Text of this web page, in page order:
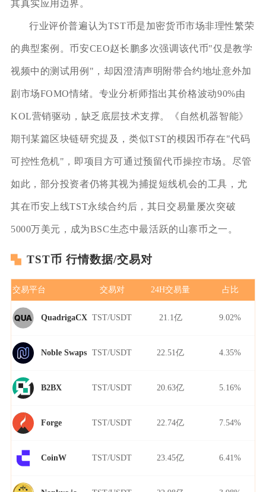
其真实应用边界。
行业评价普遍认为TST币是加密货币市场非理性繁荣
的典型案例。币安CEO赵长鹏多次强调该代币"仅是教学
视频中的测试用例"，却因澄清声明附带合约地址意外加
剧市场FOMO情绪。专业分析师指出其价格波动90%由
KOL营销驱动，缺乏底层技术支撑。《自然机器智能》
期刊某篇区块链研究提及，类似TST的模因币存在"代码
可控性危机"，即项目方可通过预留代币操控市场。尽管
如此，部分投资者仍将其视为捕捉短线机会的工具，尤
其在币安上线TST永续合约后，其日交易量屡次突破
5000万美元，成为BSC生态中最活跃的山寨币之一。
TST币 行情数据/交易对
交易平台 交易对 24H交易量 占比
QuadrigaCX TST/USDT 21.1亿 9.02%
Noble Swaps TST/USDT 22.51亿 4.35%
B2BX TST/USDT 20.63亿 5.16%
Forge TST/USDT 22.74亿 7.54%
CoinW TST/USDT 23.45亿 6.41%